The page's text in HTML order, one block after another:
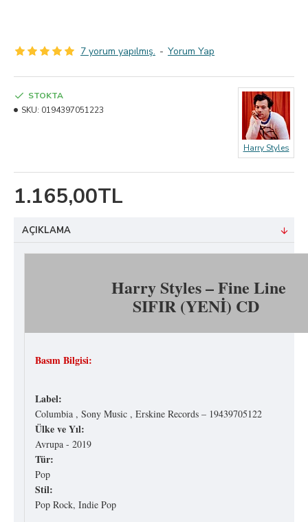
7 yorum yapılmış. - Yorum Yap
1.165,00TL
STOKTA
SKU: 0194397051223
Harry Styles
AÇIKLAMA
Harry Styles ‎– Fine Line
SIFIR (YENİ) CD
Basım Bilgisi:
Label:
Columbia ‎, Sony Music ‎, Erskine Records ‎– 19439705122
Ülke ve Yıl:
Avrupa - 2019
Tür:
Pop
Stil:
Pop Rock, Indie Pop